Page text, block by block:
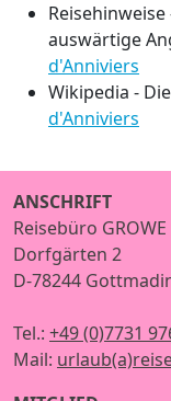
auswärtige
d'Anniviers
Wikipedia -
d'Anniviers
ANSCHRIFT
Reisebüro GROWE
Dorfgärten 2
D-78244
Tel.: +49 (0)7731
Mail: